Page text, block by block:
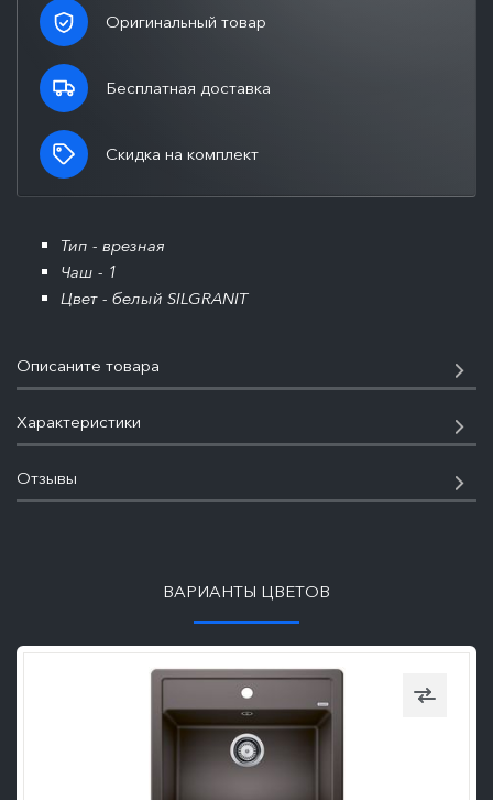
Оригинальный товар
Бесплатная доставка
Скидка на комплект
Тип - врезная
Чаш - 1
Цвет - белый SILGRANIT
Описаните товара
Характеристики
Отзывы
ВАРИАНТЫ ЦВЕТОВ